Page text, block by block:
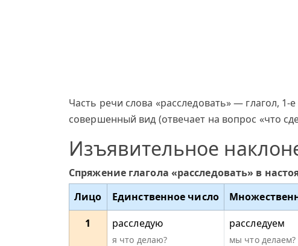
Часть речи слова «расследовать» — глагол,
совершенный вид (отвечает на вопрос «что
Изъявительное
Спряжение глагола «расследовать» в
Лицо
Единственное число
1
расследую
я что делаю?
расследуем
мы что делаем?